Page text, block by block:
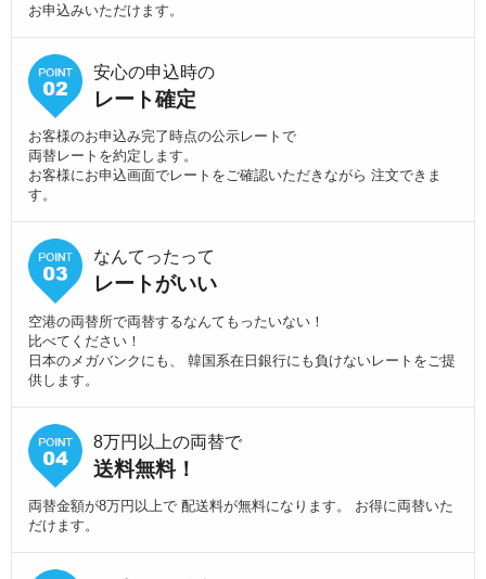
お申込みいただけます。
安心の申込時の
レート確定
お客様のお申込み完了時点の公示レートで
両替レートを約定します。
お客様にお申込画面でレートをご確認いただきながら 注文できま
す。
なんてったって
レートがいい
空港の両替所で両替するなんてもったいない！
比べてください！
日本のメガバンクにも、 韓国系在日銀行にも負けないレートをご提
供します。
8万円以上の両替で
送料無料！
両替金額が8万円以上で 配送料が無料になります。 お得に両替いた
だけます。